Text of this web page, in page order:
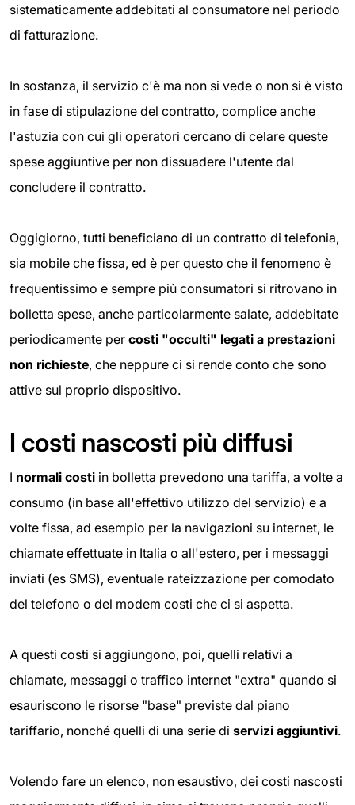
sistematicamente addebitati al consumatore nel periodo
di fatturazione.
In sostanza, il servizio c'è ma non si vede o non si è visto
in fase di stipulazione del contratto, complice anche
l'astuzia con cui gli operatori cercano di celare queste
spese aggiuntive per non dissuadere l'utente dal
concludere il contratto.
Oggigiorno, tutti beneficiano di un contratto di telefonia,
sia mobile che fissa, ed è per questo che il fenomeno è
frequentissimo e sempre più consumatori si ritrovano in
bolletta spese, anche particolarmente salate, addebitate
periodicamente per costi "occulti" legati a prestazioni
non richieste, che neppure ci si rende conto che sono
attive sul proprio dispositivo.
I costi nascosti più diffusi
I normali costi in bolletta prevedono una tariffa, a volte a
consumo (in base all'effettivo utilizzo del servizio) e a
volte fissa, ad esempio per la navigazioni su internet, le
chiamate effettuate in Italia o all'estero, per i messaggi
inviati (es SMS), eventuale rateizzazione per comodato
del telefono o del modem costi che ci si aspetta.
A questi costi si aggiungono, poi, quelli relativi a
chiamate, messaggi o traffico internet "extra" quando si
esauriscono le risorse "base" previste dal piano
tariffario, nonché quelli di una serie di servizi aggiuntivi.
Volendo fare un elenco, non esaustivo, dei costi nascosti